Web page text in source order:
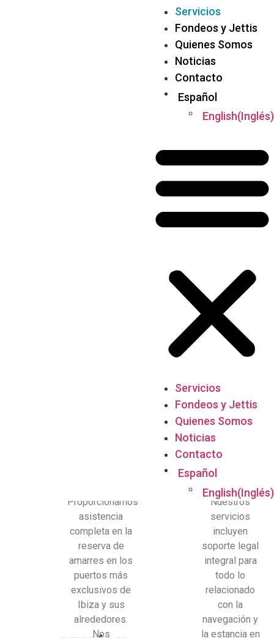
Servicios
Fondeos y Jettis
Quienes Somos
Noticias
Contacto
Español
English(Inglés)
Servicios
Fondeos y Jettis
Quienes Somos
Noticias
Contacto
Español
English(Inglés)
Proporcionamos
asistencia
completa en la
reserva de
amarres en los
puertos más
exclusivos de
Ibiza y sus
alrededores.
Nos
Nuestros
servicios
incluyen
soporte legal
integral para
todo lo
relacionado
con la
navegación y
la estancia en